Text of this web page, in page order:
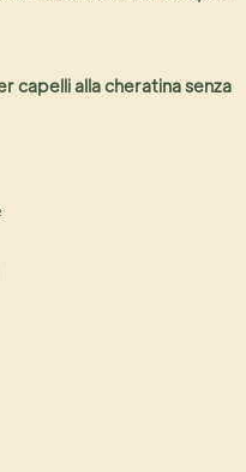
alla cheratina senza